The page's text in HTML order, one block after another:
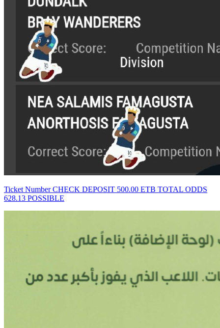
Ticket Number CHECK DEPOSIT 500.00 ETB TOTAL ODDS
628.13 POSSIBLE